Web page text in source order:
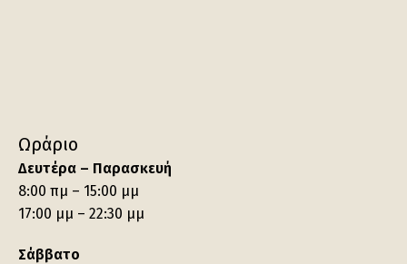
Ωράριο
Δευτέρα – Παρασκευή
8:00 πμ – 15:00 μμ
17:00 μμ – 22:30 μμ
Σάββατο